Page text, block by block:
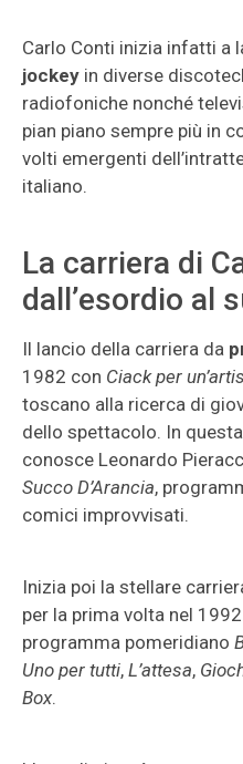
Carlo Conti inizia infatti a
jockey in diverse
radiofoniche nonché
pian piano sempre più in
volti emergenti
italiano.
La carriera di
dall’esordio al
Il lancio della carriera da
1982 con Ciack per
toscano alla ricerca di
dello spettacolo. In
conosce Leonardo
Succo D’Arancia,
comici improvvisati.
Inizia poi la stellare
per la prima volta nel
programma pomeridiano
Uno per tutti, L’attesa,
Box.